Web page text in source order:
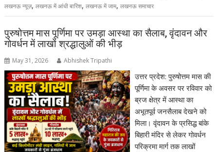
लखनऊ न्यूज़,लखनऊ में आंधी बारिश,लखनऊ में जाम,लखनऊ समाचार
पुरुषोत्तम मास पूर्णिमा पर उमड़ा आस्था का सैलाब, वृंदावन और
गोवर्धन में लाखों श्रद्धालुओं की भीड़
May 31, 2026 Abhishek Tripathi
उत्तर प्रदेश: पुरुषोत्तम मास की
पूर्णिमा के अवसर पर रविवार को
ब्रज क्षेत्र में आस्था का
अभूतपूर्व जनसैलाब देखने को
मिला। वृंदावन के प्रसिद्ध बांके
बिहारी मंदिर से लेकर गोवर्धन
परिक्रमा मार्ग तक लाखों